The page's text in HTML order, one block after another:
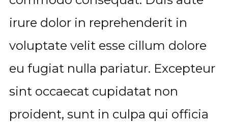
irure dolor in reprehenderit in
voluptate velit esse cillum dolore
eu fugiat nulla pariatur. Excepteur
sint occaecat cupidatat non
proident, sunt in culpa qui officia